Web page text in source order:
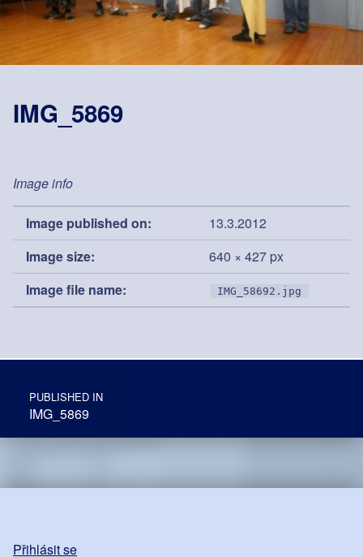
IMG_5869
Image info
Image published on:
13.3.2012
Image size:
640 × 427 px
Image file name:
IMG_58692.jpg
Post navigation
PUBLISHED IN
IMG_5869
Přihlásit se